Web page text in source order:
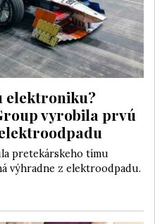
elektroniku?
vyrobila prvú
pretekárskeho tímu
výhradne z elektroodpadu.